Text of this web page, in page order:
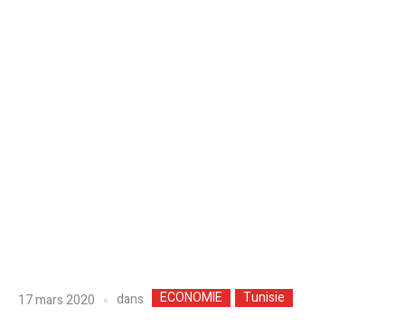
17 mars 2020 dans ECONOMIE Tunisie